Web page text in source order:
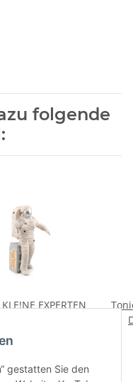
gestatten Sie den
folgende
EXPERTEN
Astronauten
16,99 €